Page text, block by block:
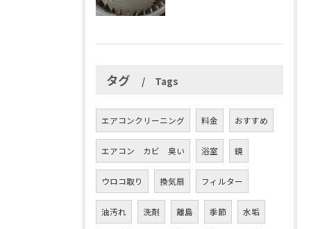
タグ Tags
エアコンクリーニング 料金 おすすめ
エアコン カビ 臭い 浴室 鏡
ウロコ取り 換気扇 フィルター
油汚れ 洗剤 離島 季節 水垢